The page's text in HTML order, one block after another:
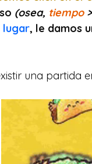
(osea, tiempo
lugar, le damos
una partida